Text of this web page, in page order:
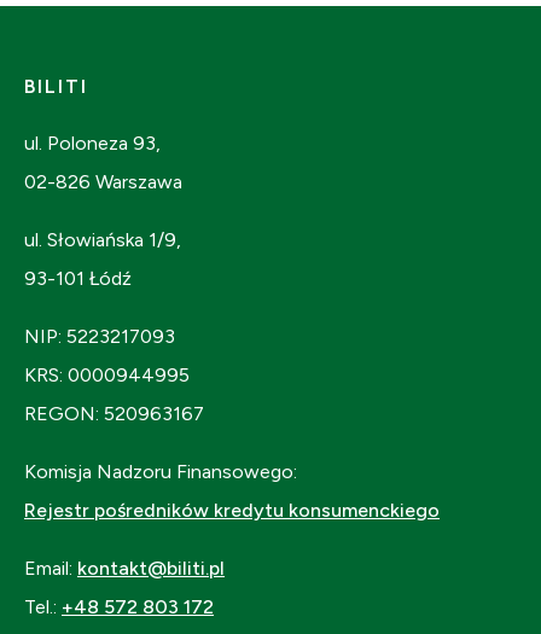
BILITI
ul. Poloneza 93,
02-826 Warszawa
ul. Słowiańska 1/9,
93-101 Łódź
NIP: 5223217093
KRS: 0000944995
REGON: 520963167
Komisja Nadzoru Finansowego:
Rejestr pośredników kredytu konsumenckiego
Email: kontakt@biliti.pl
Tel.: +48 572 803 172